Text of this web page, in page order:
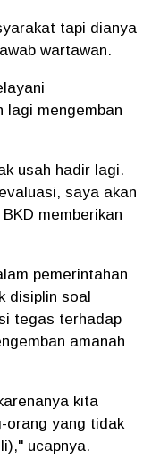
tapi dianya
wartawan.
lagi mengemban
usah hadir lagi.
saya akan
memberikan
pemerintahan
disiplin soal
tegas terhadap
amanah
kita
orang yang tidak
ucapnya.